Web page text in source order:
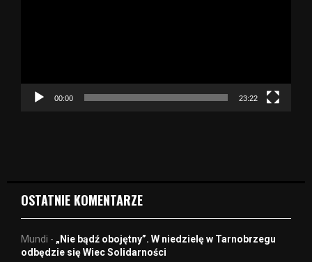
c
00:00 23:22
OSTATNIE KOMENTARZE
Mundi - „Nie bądź obojętny”. W niedzielę w Tarnobrzegu
odbędzie się Wiec Solidarności